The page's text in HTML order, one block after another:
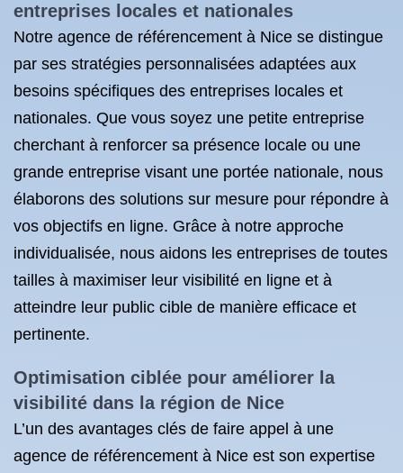
entreprises locales et nationales
Notre agence de référencement à Nice se distingue
par ses stratégies personnalisées adaptées aux
besoins spécifiques des entreprises locales et
nationales. Que vous soyez une petite entreprise
cherchant à renforcer sa présence locale ou une
grande entreprise visant une portée nationale, nous
élaborons des solutions sur mesure pour répondre à
vos objectifs en ligne. Grâce à notre approche
individualisée, nous aidons les entreprises de toutes
tailles à maximiser leur visibilité en ligne et à
atteindre leur public cible de manière efficace et
pertinente.
Optimisation ciblée pour améliorer la
visibilité dans la région de Nice
L’un des avantages clés de faire appel à une
agence de référencement à Nice est son expertise